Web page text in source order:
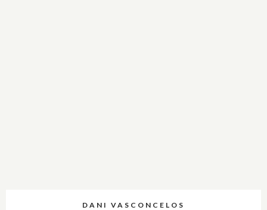
DANI VASCONCELOS